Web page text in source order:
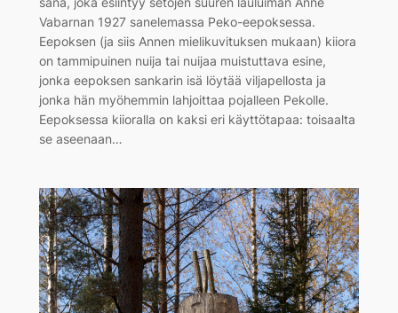
Vabarnan 1927 sanelemassa Peko-eepoksessa.
Eepoksen (ja siis Annen mielikuvituksen mukaan) kiiora
on tammipuinen nuija tai nuijaa muistuttava esine,
jonka eepoksen sankarin isä löytää viljapellosta ja
jonka hän myöhemmin lahjoittaa pojalleen Pekolle.
Eepoksessa kiioralla on kaksi eri käyttötapaa: toisaalta
se aseenaan…